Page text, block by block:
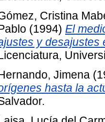
Cristina
(1994) El
y desajustes
Jimena
hasta la